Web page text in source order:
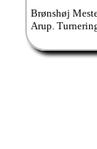
Brønshøj
Arup.